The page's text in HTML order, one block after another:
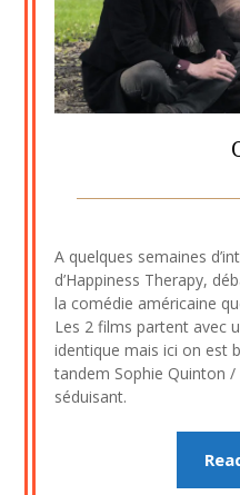
A quelques semaines
d’Happiness Therapy,
la comédie américaine
Les 2 films partent avec
identique mais ici on est
tandem Sophie Quinton
séduisant.